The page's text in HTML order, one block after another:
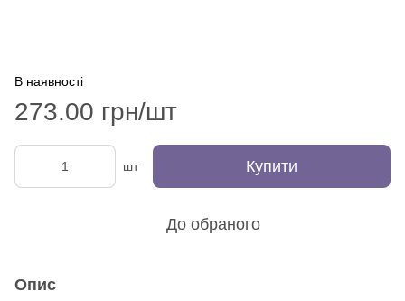
В наявності
273.00 грн/шт
шт Купити
До обраного
Опис